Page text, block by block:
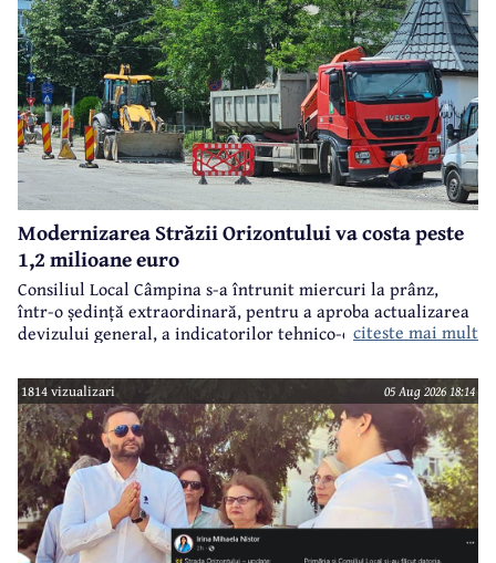
Modernizarea Străzii Orizontului va costa peste
1,2 milioane euro
Consiliul Local Câmpina s-a întrunit miercuri la prânz,
într-o ședință extraordinară, pentru a aproba actualizarea
devizului general, a indicatorilor tehnico-economici și a
realizarea modernizării Străzii Orizontului, obiectiv
finanțat prin Programul Național de Investiții ”Anghel
Saligny”.
citeste mai mult
1814 vizualizari 05 Aug 2026 18:14